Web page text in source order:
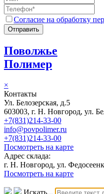
Согласие на обработку
Отправить
Поволжье
Полимер
×
Контакты
Ул. Белозерская, д.5
603003, г. Н. Новгород, ул.
+7(831)214-33-00
info@povpolimer.ru
+7(831)214-33-00
Посмотреть на карте
Адрес склада:
г. Н. Новгород, ул.
Посмотреть на карте
Искать...